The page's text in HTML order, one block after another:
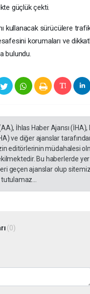
güçlük çekti.
kullanacak sürücülere
korumaları ve
bulundu.
İhlas Haber Ajansı
ve diğer ajanslar
editörlerinin müdahalesi
Bu haberlerde
geçen ajanslar olup
(0)